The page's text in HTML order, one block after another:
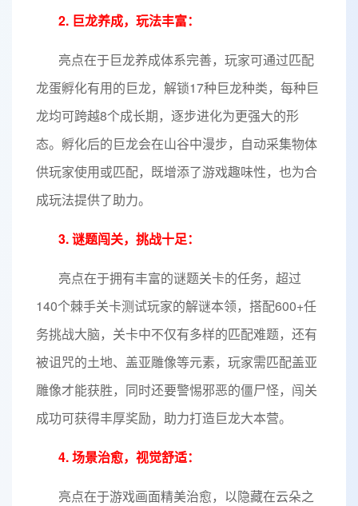
2. 巨龙养成，玩法丰富：
亮点在于巨龙养成体系完善，玩家可通过匹配
龙蛋孵化有用的巨龙，解锁17种巨龙种类，每种巨
龙均可跨越8个成长期，逐步进化为更强大的形
态。孵化后的巨龙会在山谷中漫步，自动采集物体
供玩家使用或匹配，既增添了游戏趣味性，也为合
成玩法提供了助力。
3. 谜题闯关，挑战十足：
亮点在于拥有丰富的谜题关卡的任务，超过
140个棘手关卡测试玩家的解谜本领，搭配600+任
务挑战大脑，关卡中不仅有多样的匹配难题，还有
被诅咒的土地、盖亚雕像等元素，玩家需匹配盖亚
雕像才能获胜，同时还要警惕邪恶的僵尸怪，闯关
成功可获得丰厚奖励，助力打造巨龙大本营。
4. 场景治愈，视觉舒适：
亮点在于游戏画面精美治愈，以隐藏在云朵之